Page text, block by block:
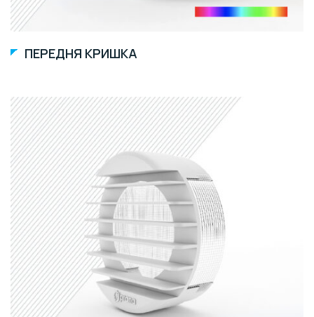
ПЕРЕДНЯ КРИШКА